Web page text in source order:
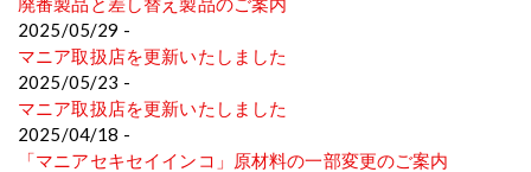
2025/05/29 -
マニア取扱店を更新いたしました
2025/05/23 -
マニア取扱店を更新いたしました
2025/04/18 -
「マニアセキセイインコ」原材料の一部変更のご案内